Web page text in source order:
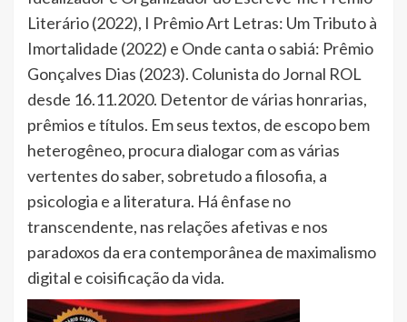
Literário (2022), I Prêmio Art Letras: Um Tributo à
Imortalidade (2022) e Onde canta o sabiá: Prêmio
Gonçalves Dias (2023). Colunista do Jornal ROL
desde 16.11.2020. Detentor de várias honrarias,
prêmios e títulos. Em seus textos, de escopo bem
heterogêneo, procura dialogar com as várias
vertentes do saber, sobretudo a filosofia, a
psicologia e a literatura. Há ênfase no
transcendente, nas relações afetivas e nos
paradoxos da era contemporânea de maximalismo
digital e coisificação da vida.